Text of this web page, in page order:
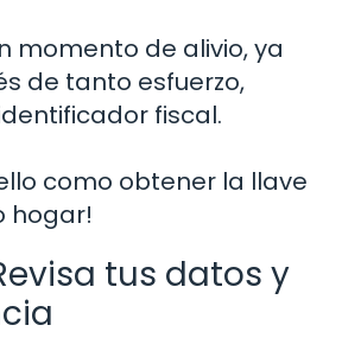
momento de alivio, ya
de tanto esfuerzo,
fiscal.
como obtener la llave
hogar!
tus datos y